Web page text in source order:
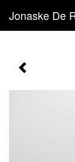
Jonaske De